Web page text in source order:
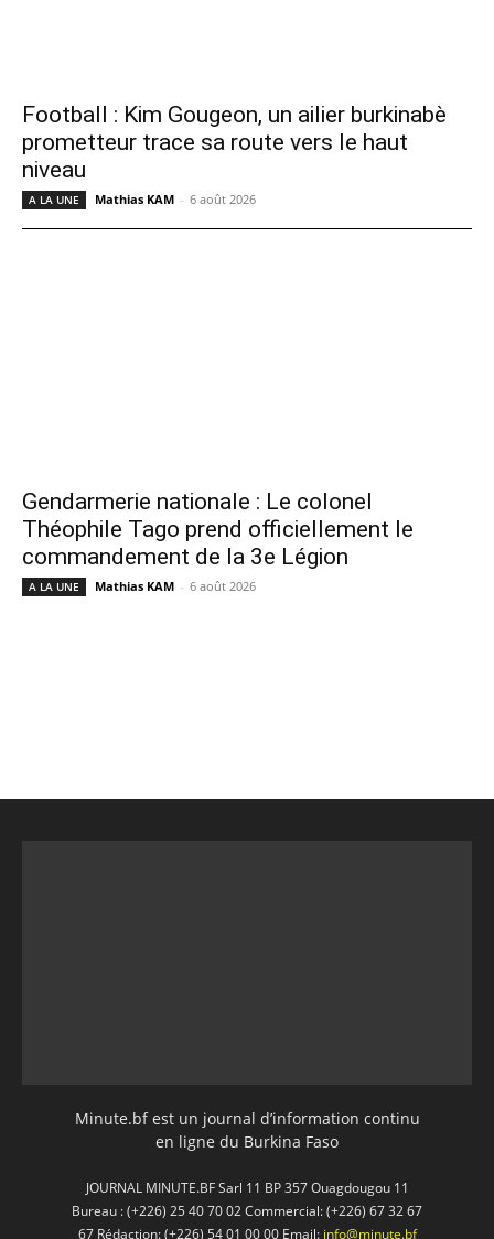
Football : Kim Gougeon, un ailier burkinabè
prometteur trace sa route vers le haut
niveau
A LA UNE Mathias KAM - 6 août 2026
Gendarmerie nationale : Le colonel
Théophile Tago prend officiellement le
commandement de la 3e Légion
A LA UNE Mathias KAM - 6 août 2026
Minute.bf est un journal d’information continu
en ligne du Burkina Faso
JOURNAL MINUTE.BF Sarl 11 BP 357 Ouagdougou 11
Bureau : (+226) 25 40 70 02 Commercial: (+226) 67 32 67
67 Rédaction: (+226) 54 01 00 00 Email: info@minute.bf